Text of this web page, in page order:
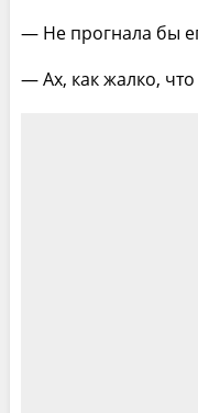
— Не прогнала бы
— Ах, как жалко, что